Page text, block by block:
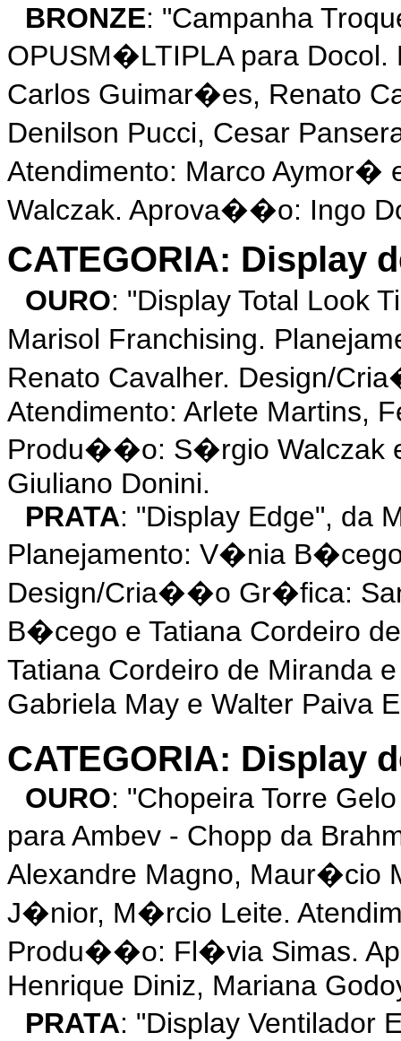
BRONZE: "Campanha
OPUSM�LTIPLA para
Carlos Guimar�es, Renato
Denilson Pucci, Cesar
Atendimento: Marco
Walczak. Aprova��o: Ingo
CATEGORIA: Display
OURO: "Display Total Look
Marisol Franchising.
Renato Cavalher. Design/
Atendimento: Arlete Martins,
Produ��o: S�rgio Walczak
Giuliano Donini.
PRATA: "Display Edge", da
Planejamento: V�nia
Design/Cria��o Gr�fica:
B�cego e Tatiana Cordeiro
Tatiana Cordeiro de Miranda
Gabriela May e Walter Paiva
CATEGORIA: Display
OURO: "Chopeira Torre
para Ambev - Chopp da
Alexandre Magno, Maur�cio
J�nior, M�rcio Leite.
Produ��o: Fl�via Simas.
Henrique Diniz, Mariana
PRATA: "Display Ventilador